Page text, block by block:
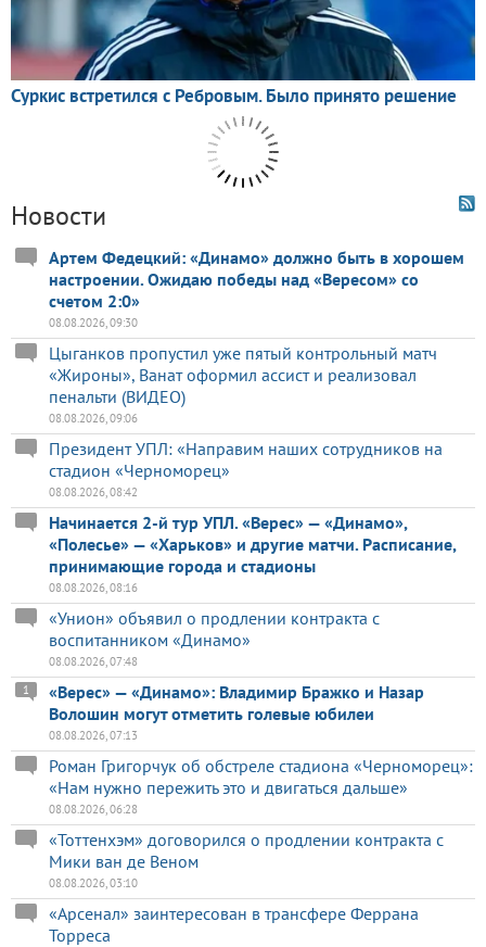
Новости
Артем Федецкий: «Динамо» должно быть в хорошем
настроении. Ожидаю победы над «Вересом» со
счетом 2:0»
08.08.2026, 09:30
Цыганков пропустил уже пятый контрольный матч
«Жироны», Ванат оформил ассист и реализовал
пенальти (ВИДЕО)
08.08.2026, 09:06
Президент УПЛ: «Направим наших сотрудников на
стадион «Черноморец»
08.08.2026, 08:42
Начинается 2-й тур УПЛ. «Верес» — «Динамо»,
«Полесье» — «Харьков» и другие матчи. Расписание,
принимающие города и стадионы
08.08.2026, 08:16
«Унион» объявил о продлении контракта с
воспитанником «Динамо»
08.08.2026, 07:48
«Верес» — «Динамо»: Владимир Бражко и Назар
Волошин могут отметить голевые юбилеи
1
08.08.2026, 07:13
Роман Григорчук об обстреле стадиона «Черноморец»:
«Нам нужно пережить это и двигаться дальше»
08.08.2026, 06:28
«Тоттенхэм» договорился о продлении контракта с
Мики ван де Веном
08.08.2026, 03:10
«Арсенал» заинтересован в трансфере Феррана
Торреса